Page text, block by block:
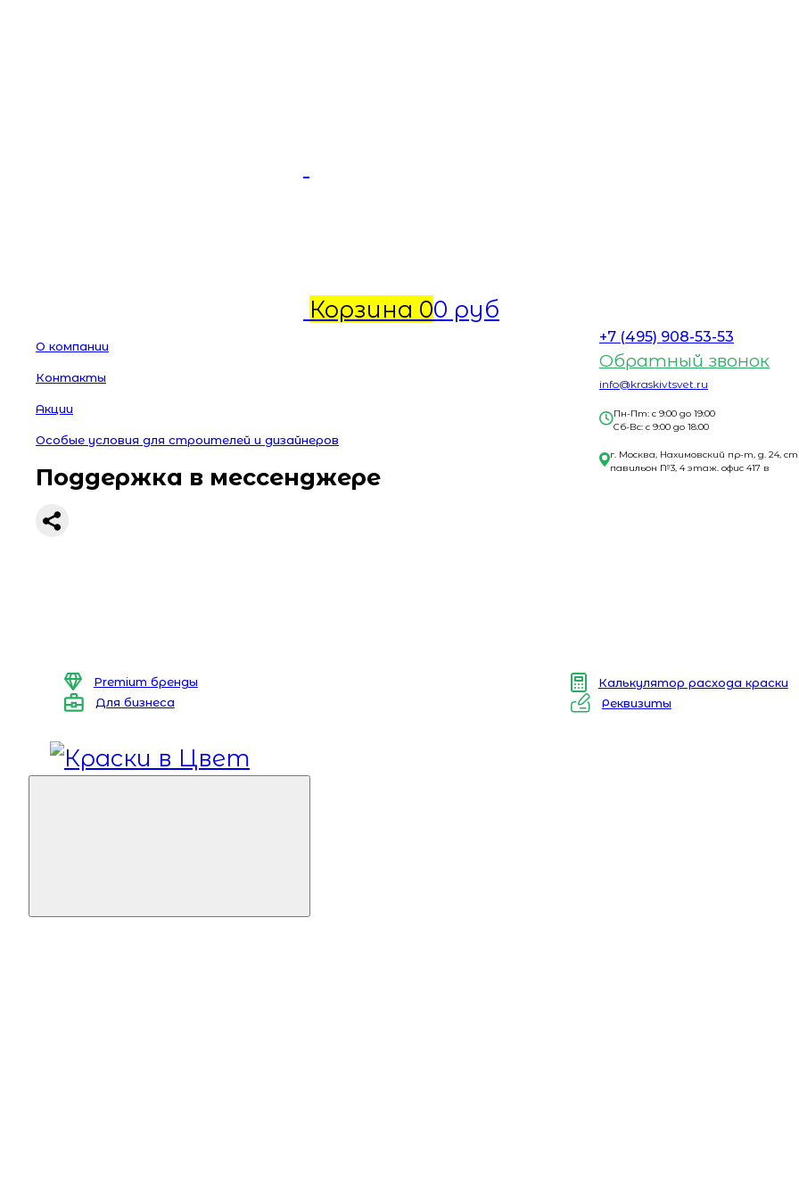
Корзина 00 руб
О компании
Контакты
Акции
Особые условия для строителей и дизайнеров
Поддержка в мессенджере
+7 (495) 908-53-53
Обратный звонок
info@kraskivtsvet.ru
Пн-Пт: с 9:00 до 19:00
Сб-Вс: с 9:00 до 18:00
г. Москва, Нахимовский пр-т, д. 24,
павильон №3, 4 этаж. офис 417 в
Premium бренды
Калькулятор расхода краски
Для бизнеса
Реквизиты